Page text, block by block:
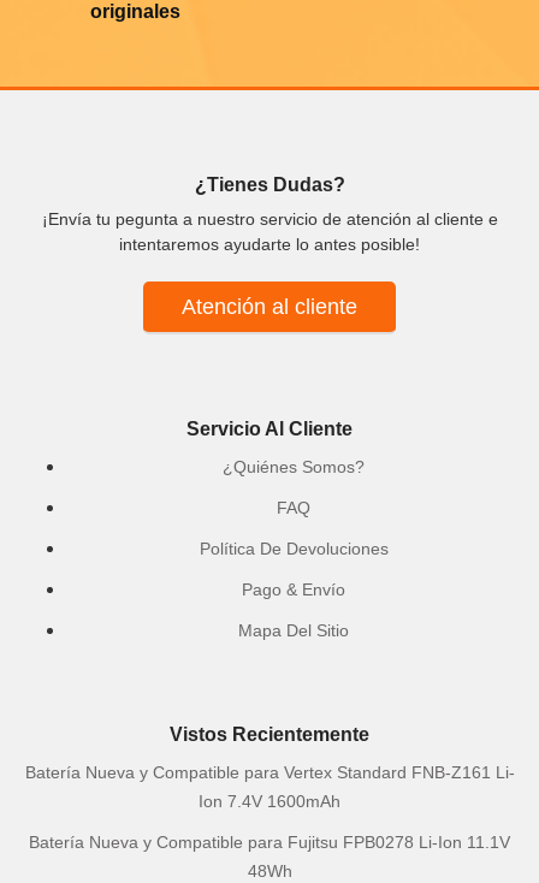
originales
¿Tienes Dudas?
¡Envía tu pegunta a nuestro servicio de atención al cliente e
intentaremos ayudarte lo antes posible!
Atención al cliente
Servicio Al Cliente
¿Quiénes Somos?
FAQ
Política De Devoluciones
Pago & Envío
Mapa Del Sitio
Vistos Recientemente
Batería Nueva y Compatible para Vertex Standard FNB-Z161 Li-
Ion 7.4V 1600mAh
Batería Nueva y Compatible para Fujitsu FPB0278 Li-Ion 11.1V
48Wh